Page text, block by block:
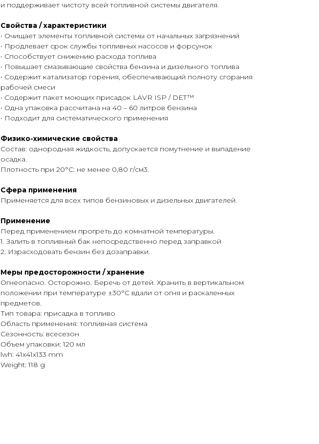
и поддерживает чистоту всей топливной системы двигателя.
Свойства / характеристики
• Очищает элементы топливной системы от начальных загрязнений
• Продлевает срок службы топливных насосов и форсунок
• Способствует снижению расхода топлива
• Повышает смазывающие свойства бензина и дизельного топлива
• Содержит катализатор горения, обеспечивающий полноту сгорания
рабочей смеси
• Содержит пакет моющих присадок LAVR ISP / DET™
• Одна упаковка рассчитана на 40 – 60 литров бензина
• Подходит для систематического применения
Физико-химические свойства
Состав: однородная жидкость, допускается помутнение и выпадение
осадка.
Плотность при 20°С: не менее 0,80 г/см3.
Сфера применения
Применяется для всех типов бензиновых и дизельных двигателей.
Применение
Перед применением прогреть до комнатной температуры.
1. Залить в топливный бак непосредственно перед заправкой
2. Израсходовать бензин без дозаправки.
Меры предосторожности / хранение
Огнеопасно. Осторожно. Беречь от детей. Хранить в вертикальном
положении при температуре ±30°С вдали от огня и раскаленных
предметов.
Тип товара: присадка в топливо
Область применения: топливная система
Сезонность: всесезон
Объем упаковки: 120 мл
lwh: 41x41x133 mm
Weight: 118 g